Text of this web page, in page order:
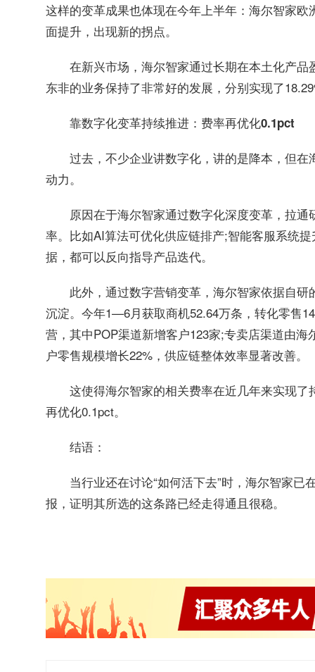
这样的变革成果也体现在今年上半年：海尔智家
面提升，出现新的拐点。
在新兴市场，海尔智家通过长期在本土化产
东非的业务保持了非常好的发展，分别实现了
靠数字化变革持续推进：费率再优化0.1pct
过去，不少企业讲数字化，讲的是降本，但在
动力。
原因在于海尔智家通过数字化深度变革，拉
率。比如AI算法可优化供应链排产;智能客服系统
据，都可以反向指导产品迭代。
此外，通过数字营销变革，海尔智家依据自
沉淀。今年1—6月获取商机52.64万条，转化零售
营，其中POP渠道新增客户123家;专卖店渠道由
户零售规模增长22%，供应链整体效率显著改善。
这使得海尔智家的相关费率在近几年来实现
再优化0.1pct。
结语：
当行业还在讨论“如何活下去”时，海尔智家已
报，证明其所选的这条路已经走得通且很稳。